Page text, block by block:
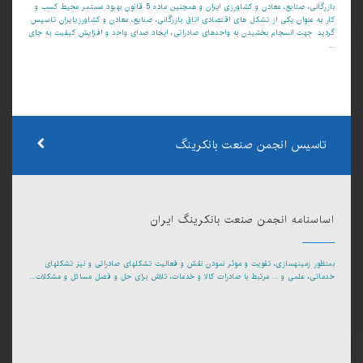
بازرگانی، صنایع، معادن و کشاورزی ایران و همچنین ماده 5 قانون بهبود مستمر محیط کسب و
کار به عنوان یکی از تشکل های اقتصادی اتاق بازرگانی، صنایع، معادن و کشاورزیایران تاسیس
گردید. جهت انسجام بخشیدن به واحدهای صادراتی، ایجاد صدای واحد و افزایش کیفیت به جای
...
تاسیس انجمن صنعت بانکرینگ
اساسنامه انجمن صنعت بانکرینگ ایران
بمنظور زمینهسازی، تقویت و موثر نمودن نقش و فعالیت تشکلهای صادراتی و نیز تشکلهای
خدماتی، علمی و ... مرتبط با صادرات کالا و خدمات، تلاش برای حل و فصل مسائل و مشکلات...